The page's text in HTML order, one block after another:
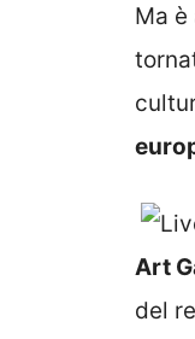
Ma
Art
del